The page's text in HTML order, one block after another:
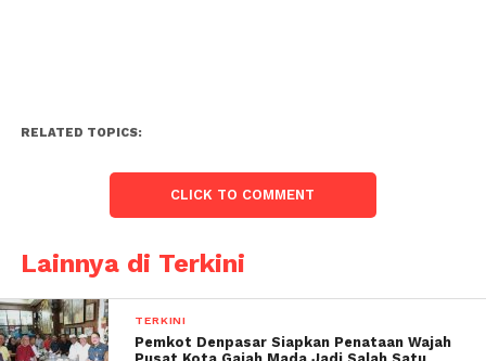
RELATED TOPICS:
CLICK TO COMMENT
Lainnya di Terkini
TERKINI
Pemkot Denpasar Siapkan Penataan Wajah